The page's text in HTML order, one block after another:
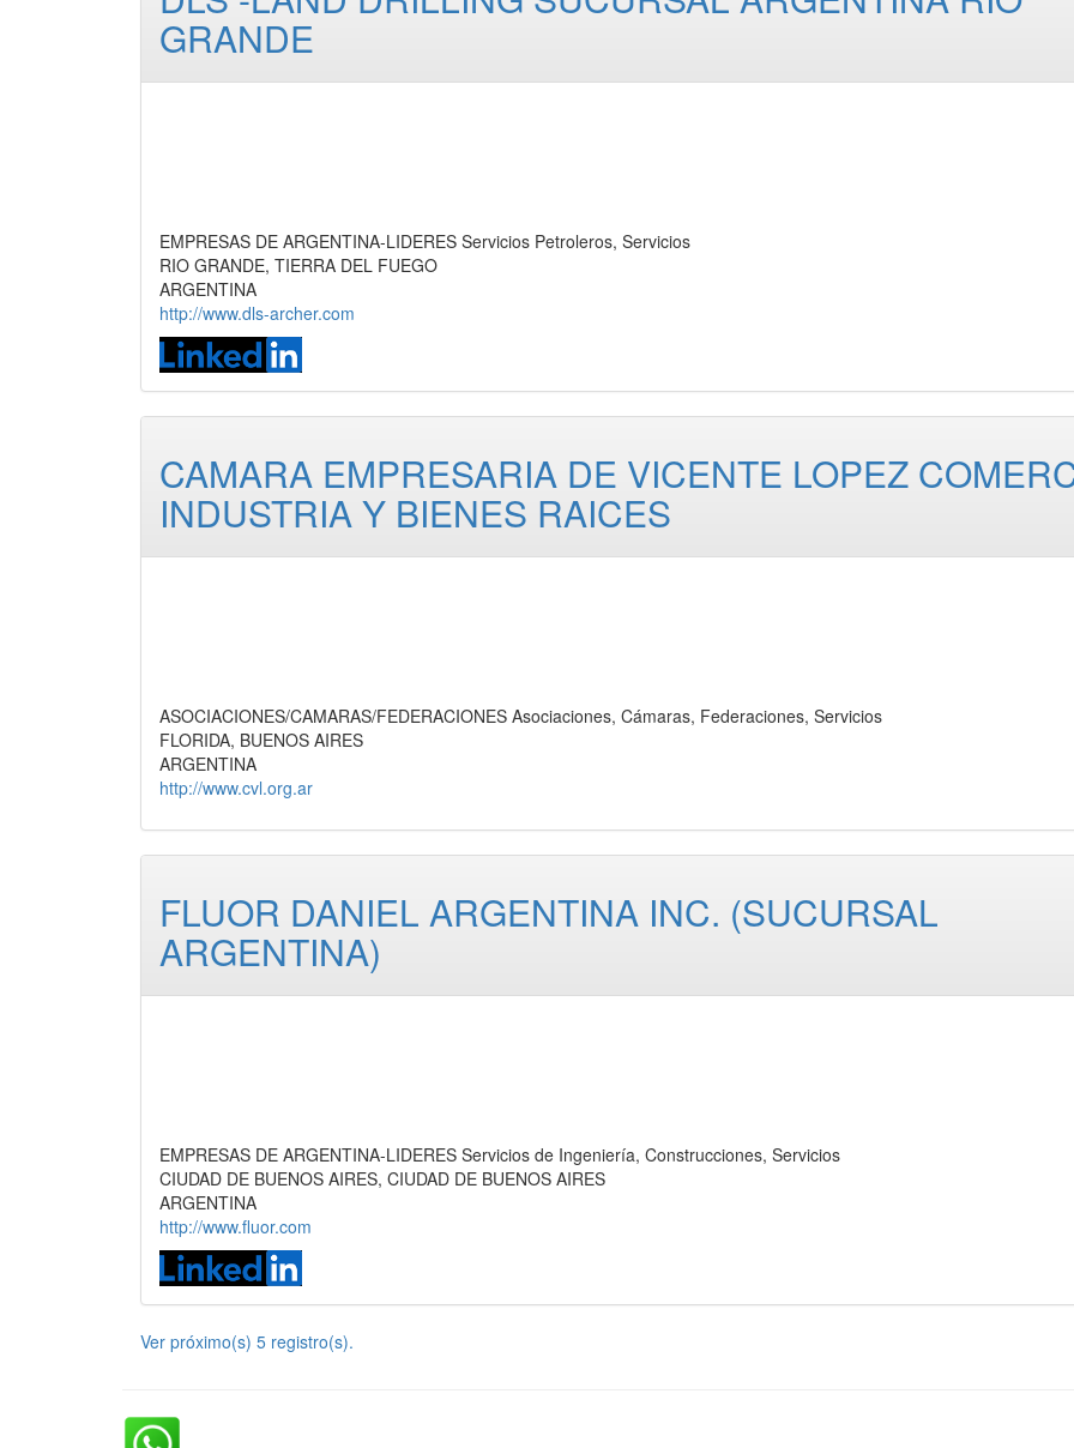
GRANDE
EMPRESAS DE ARGENTINA-LIDERES Servicios Petroleros, Servicios
RIO GRANDE, TIERRA DEL FUEGO
ARGENTINA
http://www.dls-archer.com
CAMARA EMPRESARIA DE VICENTE LOPEZ
INDUSTRIA Y BIENES RAICES
ASOCIACIONES/CAMARAS/FEDERACIONES Asociaciones, Cámaras, Federaciones, Servicios
FLORIDA, BUENOS AIRES
ARGENTINA
http://www.cvl.org.ar
FLUOR DANIEL ARGENTINA INC. (SUCURSAL
ARGENTINA)
EMPRESAS DE ARGENTINA-LIDERES Servicios de Ingeniería, Construcciones, Servicios
CIUDAD DE BUENOS AIRES, CIUDAD DE BUENOS AIRES
ARGENTINA
http://www.fluor.com
Ver próximo(s) 5 registro(s).